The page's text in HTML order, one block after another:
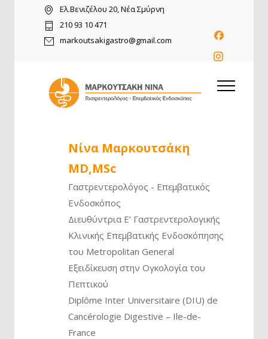
Ελ.Βενιζέλου 20, Νέα Σμύρνη
210 93 10 471
markoutsakigastro@gmail.com
Νίνα Μαρκουτσάκη
MD,MSc
Γαστρεντερολόγος - Επεμβατικός
Ενδοσκόπος
Διευθύντρια Ε’ Γαστρεντερολογικής
Κλινικής Επεμβατικής Ενδοσκόπησης
του Metropolitan General
Εξειδίκευση στην Ογκολογία του
Πεπτικού
Diplôme Inter Universitaire (DIU) de
Cancérologie Digestive – Ile-de-
France